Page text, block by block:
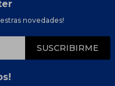
novedades!
SUSCRIBIRME